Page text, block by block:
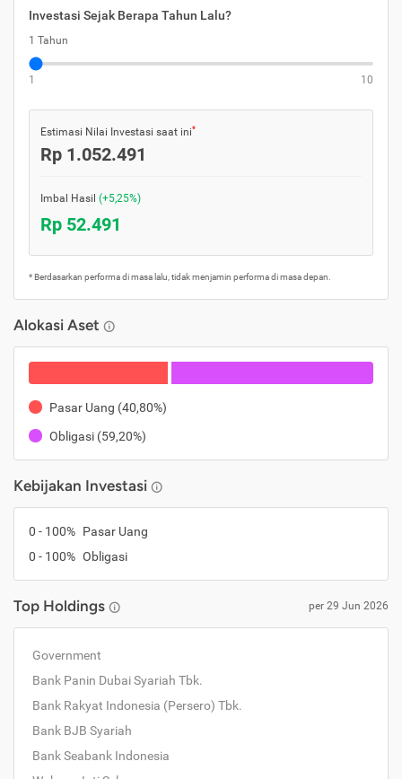
Investasi Sejak Berapa Tahun Lalu?
1 Tahun
1 10
Estimasi Nilai Investasi saat ini*
Rp 1.052.491
Imbal Hasil (+5,25%)
Rp 52.491
* Berdasarkan performa di masa lalu, tidak menjamin performa di masa depan.
Alokasi Aset
Pasar Uang (40,80%)
Obligasi (59,20%)
Kebijakan Investasi
0 - 100% Pasar Uang
0 - 100% Obligasi
Top Holdings per 29 Jun 2026
Government
Bank Panin Dubai Syariah Tbk.
Bank Rakyat Indonesia (Persero) Tbk.
Bank BJB Syariah
Bank Seabank Indonesia